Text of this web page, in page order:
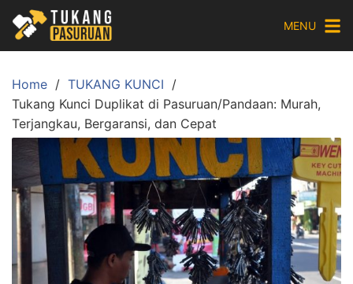
content
MENU
Home
TUKANG KUNCI
Tukang Kunci Duplikat di Pasuruan/Pandaan: Murah,
Terjangkau, Bergaransi, dan Cepat